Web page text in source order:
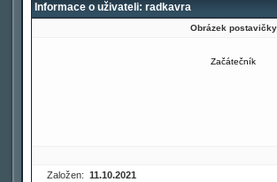
Informace o uživateli: radkavra
Obrázek postavičky
Začátečník
Založen: 11.10.2021